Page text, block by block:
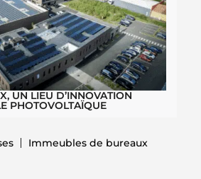
UN LIEU D’INNOVATION
PHOTOVOLTAÏQUE
Immeubles de bureaux